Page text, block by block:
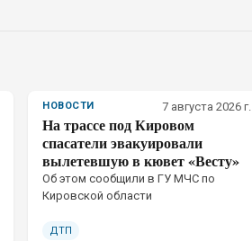
НОВОСТИ 7 августа 2026 г.
На трассе под Кировом
спасатели эвакуировали
вылетевшую в кювет «Весту»
Об этом сообщили в ГУ МЧС по
Кировской области
ДТП